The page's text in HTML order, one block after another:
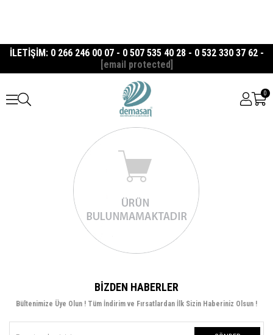
İLETİŞİM: 0 266 246 00 07 - 0 507 535 40 28 - 0 532 330 37 62 -
[email protected]
0
BIZDEN HABERLER
Bültenimize Üye Olun ! Tüm İndirim ve Fırsatlardan İlk Sizin Haberiniz Olsun !